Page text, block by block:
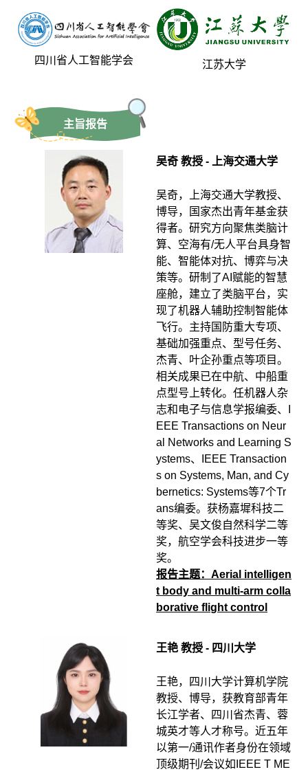
四川省人工智能学会 江苏大学
主旨报告
吴奇 教授 - 上海交通大学
吴奇，上海交通大学教授、
博导，国家杰出青年基金获
得者。研究方向聚焦类脑计
算、空海有/无人平台具身智
能、智能体对抗、博弈与决
策等。研制了AI赋能的智慧
座舱，建立了类脑平台，实
现了机器人辅助控制智能体
飞行。主持国防重大专项、
基础加强重点、型号任务、
杰青、叶企孙重点等项目。
相关成果已在中航、中船重
点型号上转化。任机器人杂
志和电子与信息学报编委、I
EEE Transactions on Neur
al Networks and Learning S
ystems、IEEE Transaction
s on Systems, Man, and Cy
bernetics: Systems等7个Tr
ans编委。获杨嘉墀科技二
等奖、吴文俊自然科学二等
奖，航空学会科技进步一等
奖。
报告主题：Aerial intelligen
t body and multi-arm colla
borative flight control
王艳 教授 - 四川大学
王艳，四川大学计算机学院
教授、博导，获教育部青年
长江学者、四川省杰青、蓉
城英才等人才称号。近五年
以第一/通讯作者身份在领域
顶级期刊/会议如IEEE T ME